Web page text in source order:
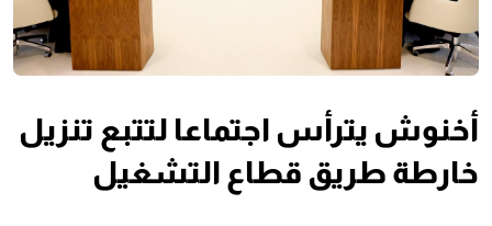
أخنوش يترأس اجتماعا لتتبع تنزيل
خارطة طريق قطاع التشغيل